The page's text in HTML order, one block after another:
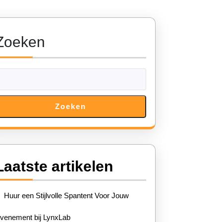
Zoeken
artikelen
Huur een Stijlvolle Spantent Voor Jouw
bij LynxLab